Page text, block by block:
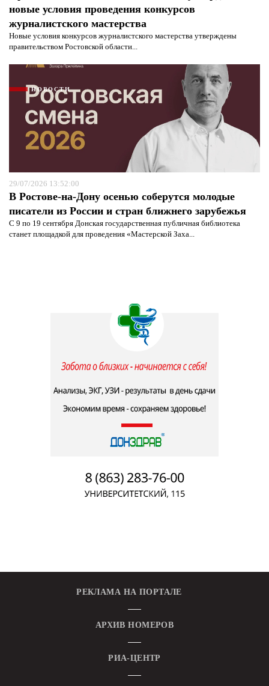
новые условия проведения конкурсов
журналистского мастерства
Новые условия конкурсов журналистского мастерства утверждены
правительством Ростовской области...
НОВОСТИ
29/07/2026 13:52:00
В Ростове-на-Дону осенью соберутся молодые
писатели из России и стран ближнего зарубежья
С 9 по 19 сентября Донская государственная публичная библиотека
станет площадкой для проведения «Мастерской Заха...
РЕКЛАМА НА ПОРТАЛЕ
АРХИВ НОМЕРОВ
РИА-ЦЕНТР